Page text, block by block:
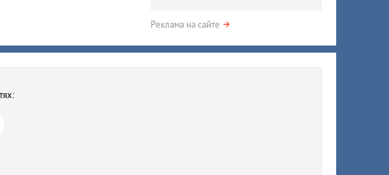
Реклама на сайте